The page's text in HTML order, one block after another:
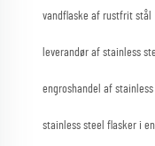
vandflaske af rustfrit stål
leverandør af stainless
engroshandel af
stainless steel flasker i